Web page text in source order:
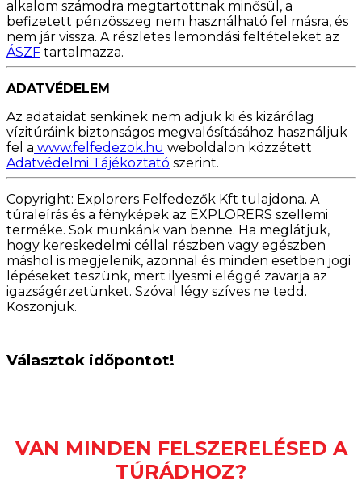
alkalom számodra megtartottnak minősül, a
befizetett pénzösszeg nem használható fel másra, és
nem jár vissza. A részletes lemondási feltételeket az
ÁSZF tartalmazza.
ADATVÉDELEM
Az adataidat senkinek nem adjuk ki és kizárólag
vízitúráink biztonságos megvalósításához használjuk
fel a www.felfedezok.hu weboldalon közzétett
Adatvédelmi Tájékoztató szerint.
Copyright: Explorers Felfedezők Kft tulajdona. A
túraleírás és a fényképek az EXPLORERS szellemi
terméke. Sok munkánk van benne. Ha meglátjuk,
hogy kereskedelmi céllal részben vagy egészben
máshol is megjelenik, azonnal és minden esetben jogi
lépéseket teszünk, mert ilyesmi eléggé zavarja az
igazságérzetünket. Szóval légy szíves ne tedd.
Köszönjük.
Választok időpontot!
VAN MINDEN FELSZERELÉSED A
TÚRÁDHOZ?